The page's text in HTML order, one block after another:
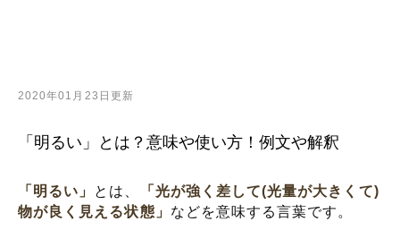
2020年01月23日更新
「明るい」とは？意味や使い方！例文や解釈
「明るい」 とは、
「光が強く差して(光量が大きくて)
物が良く見える状態」 などを意味する言葉です。